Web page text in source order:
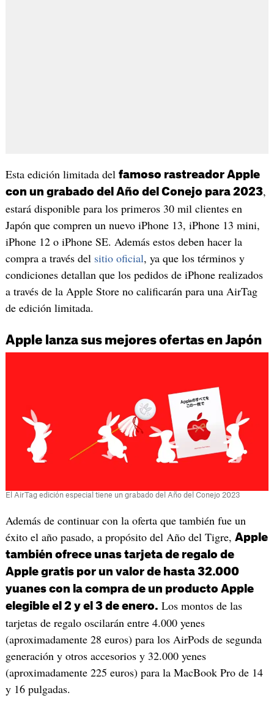
Esta edición limitada del famoso rastreador Apple
con un grabado del Año del Conejo para 2023,
estará disponible para los primeros 30 mil clientes en
Japón que compren un nuevo iPhone 13, iPhone 13 mini,
iPhone 12 o iPhone SE. Además estos deben hacer la
compra a través del sitio oficial, ya que los términos y
condiciones detallan que los pedidos de iPhone realizados
a través de la Apple Store no calificarán para una AirTag
de edición limitada.
Apple lanza sus mejores ofertas en Japón
El AirTag edición especial tiene un grabado del Año del Conejo 2023
Además de continuar con la oferta que también fue un
éxito el año pasado, a propósito del Año del Tigre, Apple
también ofrece unas tarjeta de regalo de
Apple gratis por un valor de hasta 32.000
yuanes con la compra de un producto Apple
elegible el 2 y el 3 de enero. Los montos de las
tarjetas de regalo oscilarán entre 4.000 yenes
(aproximadamente 28 euros) para los AirPods de segunda
generación y otros accesorios y 32.000 yenes
(aproximadamente 225 euros) para la MacBook Pro de 14
y 16 pulgadas.